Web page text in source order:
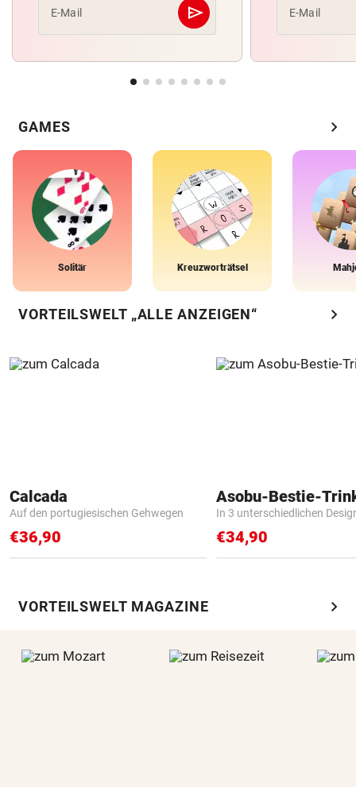
E-Mail send
Abschicken E-Mail
GAMES chevron_right
Solitär Kreuzworträtsel
VORTEILSWELT „ALLE ANZEIGEN“ chevron_right
Calcada
Auf den portugiesischen Gehwegen
€36,90
Asobu-Bestie-
In 3 unterschiedlichen
€34,90
VORTEILSWELT MAGAZINE chevron_right